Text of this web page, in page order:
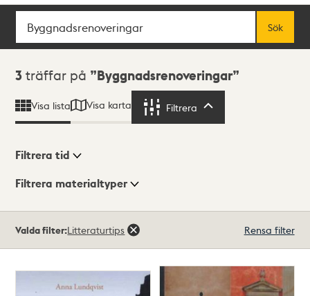
Sök
Sök
Sökresultat
3 träffar på Byggnadsrenoveringar
Visa lista Visa karta Filtrera
Visningsläge
Filtrera tid
Filtrera materialtyper
träffar
Valda filter:Litteraturtips Rensa filter